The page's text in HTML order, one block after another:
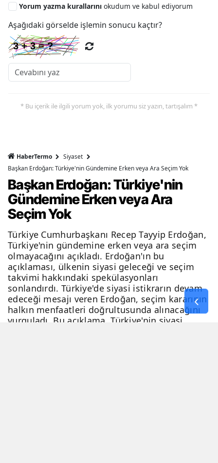
Yorum yazma kurallarını okudum ve kabul ediyorum
Aşağıdaki görselde işlemin sonucu kaçtır?
* Bu içerik ile ilgili yorum yok, ilk yorumu siz yazın, tartışalım *
HaberTermo
Siyaset
Başkan Erdoğan: Türkiye'nin Gündemine Erken veya Ara Seçim Yok
Başkan Erdoğan: Türkiye'nin
Gündemine Erken veya Ara
Seçim Yok
Türkiye Cumhurbaşkanı Recep Tayyip Erdoğan,
Türkiye'nin gündemine erken veya ara seçim
olmayacağını açıkladı. Erdoğan'ın bu
açıklaması, ülkenin siyasi geleceği ve seçim
takvimi hakkındaki spekülasyonları
sonlandırdı. Türkiye'de siyasi istikrarın devam
edeceği mesajı veren Erdoğan, seçim kararının
halkın menfaatleri doğrultusunda alınacağını
vurguladı. Bu açıklama, Türkiye'nin siyasi